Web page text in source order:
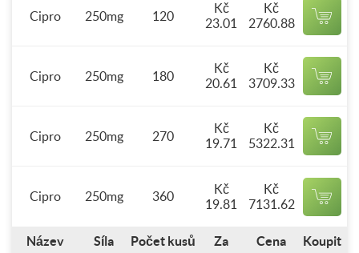
Cipro 250mg 120
Kč
23.01
Kč
2760.88
Cipro 250mg 180
Kč
20.61
Kč
3709.33
Cipro 250mg 270
Kč
19.71
Kč
5322.31
Cipro 250mg 360
Kč
19.81
Kč
7131.62
Název
Síla Počet kusů
Za
Cena Koupit